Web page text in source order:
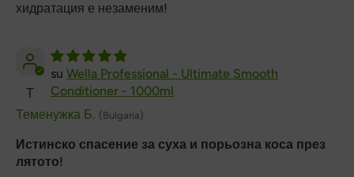
хидратация е незаменим!
Т
Wella Professional - Ultimate Smooth
Conditioner - 1000ml
Теменужка Б. (Bulgaria)
Истинско спасение за суха и порьозна коса през
лятото!